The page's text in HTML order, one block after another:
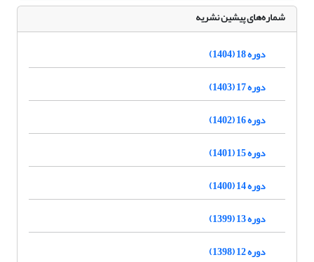
شماره‌های پیشین نشریه
دوره 18 (1404)
دوره 17 (1403)
دوره 16 (1402)
دوره 15 (1401)
دوره 14 (1400)
دوره 13 (1399)
دوره 12 (1398)